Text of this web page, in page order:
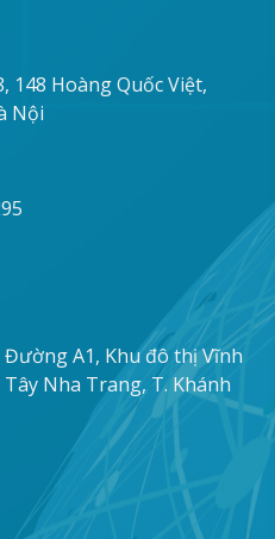
148 Hoàng Quốc Việt,
Nội
Đường A1, Khu đô thị Vĩnh
Nha Trang, T. Khánh